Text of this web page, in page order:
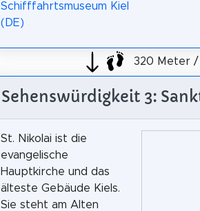
Schifffahrtsmuseum Kiel
(DE)
320 Meter /
Sehenswürdigkeit 3:
St. Nikolai ist die
evangelische
Hauptkirche und das
älteste Gebäude Kiels.
Sie steht am Alten